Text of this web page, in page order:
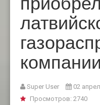
компании
Super User
02
Просмотров: 2740